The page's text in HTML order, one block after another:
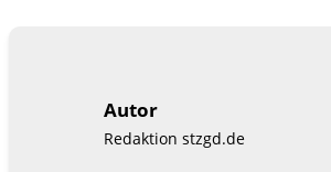
Autor
Redaktion stzgd.de